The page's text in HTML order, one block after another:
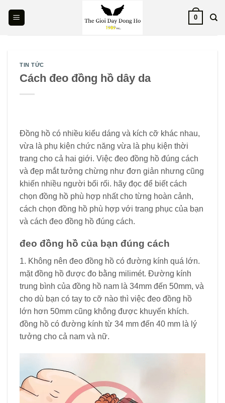
0
TIN TỨC
Cách đeo đồng hồ dây da
Đồng hồ có nhiều kiểu dáng và kích cỡ khác nhau,
vừa là phụ kiện chức năng vừa là phụ kiện thời
trang cho cả hai giới. Việc đeo đồng hồ đúng cách
và đẹp mắt tưởng chừng như đơn giản nhưng cũng
khiến nhiều người bối rối. hãy đọc để biết cách
chọn đồng hồ phù hợp nhất cho từng hoàn cảnh,
cách chọn đồng hồ phù hợp với trang phục của bạn
và cách đeo đồng hồ đúng cách.
đeo đồng hồ của bạn đúng cách
1. Không nên đeo đồng hồ có đường kính quá lớn.
mặt đồng hồ được đo bằng milimét. Đường kính
trung bình của đồng hồ nam là 34mm đến 50mm, và
cho dù bạn có tay to cỡ nào thì việc đeo đồng hồ
lớn hơn 50mm cũng không được khuyến khích.
đồng hồ có đường kính từ 34 mm đến 40 mm là lý
tưởng cho cả nam và nữ.